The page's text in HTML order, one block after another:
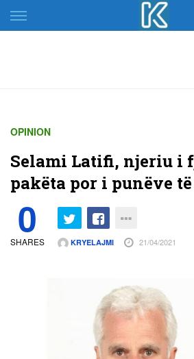
Skip
to
OPINION
Selami Latifi, njeriu i
pakëta por i punëve
0
SHARES KRYELAJMI 21/04/2021